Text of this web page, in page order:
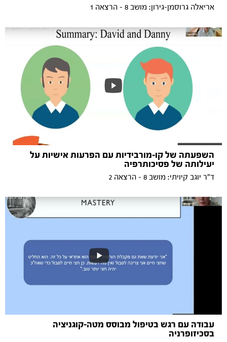
אריאלה גרוסמן-גירון: מושב 8 - הרצאה 1
השפעתה של קו-מורבידיות עם הפרעות אישיות על
יעילותה של פסיכותרפיה
ד"ר יוגב קיויתי: מושב 8 - הרצאה 2
עבודה עם רגש בטיפול מבוסס מטה-קוגניציה
בסכיזופרניה